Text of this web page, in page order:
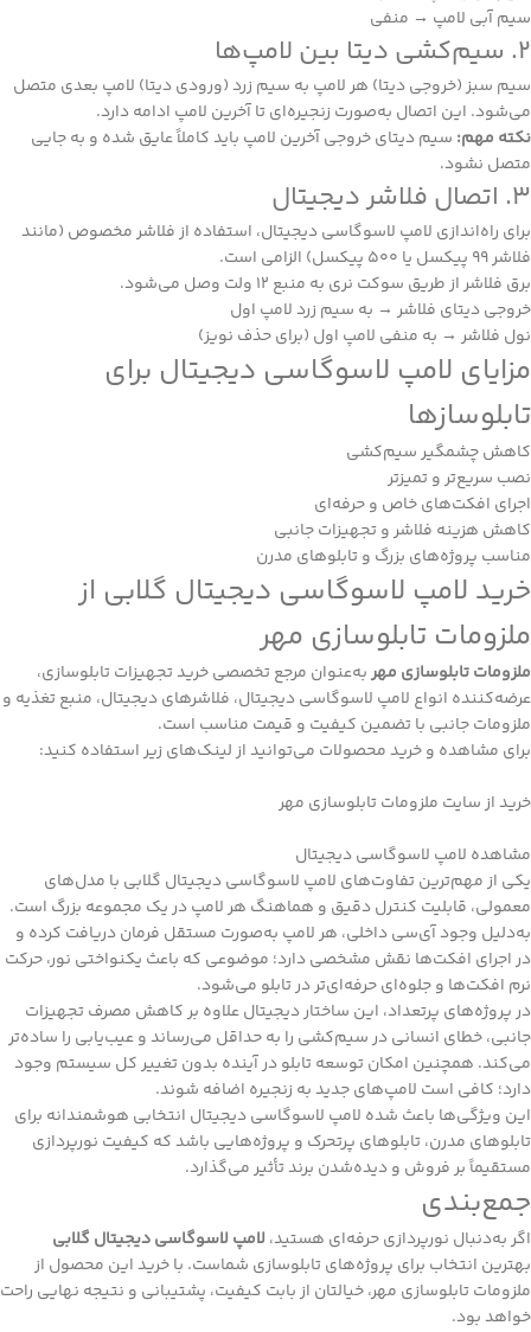
سیم آبی لامپ → منفی
2. سیم‌کشی دیتا بین لامپ‌ها
سیم سبز (خروجی دیتا) هر لامپ به سیم زرد (ورودی دیتا) لامپ بعدی متصل
می‌شود. این اتصال به‌صورت زنجیره‌ای تا آخرین لامپ ادامه دارد.
نکته مهم: سیم دیتای خروجی آخرین لامپ باید کاملاً عایق شده و به جایی
متصل نشود.
3. اتصال فلاشر دیجیتال
برای راه‌اندازی لامپ لاسوگاسی دیجیتال، استفاده از فلاشر مخصوص (مانند
فلاشر ۹۹ پیکسل یا ۵۰۰ پیکسل) الزامی است.
برق فلاشر از طریق سوکت نری به منبع ۱۲ ولت وصل می‌شود.
خروجی دیتای فلاشر → به سیم زرد لامپ اول
نول فلاشر → به منفی لامپ اول (برای حذف نویز)
مزایای لامپ لاسوگاسی دیجیتال برای
تابلوسازها
کاهش چشمگیر سیم‌کشی
نصب سریع‌تر و تمیزتر
اجرای افکت‌های خاص و حرفه‌ای
کاهش هزینه فلاشر و تجهیزات جانبی
مناسب پروژه‌های بزرگ و تابلوهای مدرن
خرید لامپ لاسوگاسی دیجیتال گلابی از
ملزومات تابلوسازی مهر
ملزومات تابلوسازی مهربه‌عنوان مرجع تخصصی خرید تجهیزات تابلوسازی،
عرضه‌کننده انواع لامپ لاسوگاسی دیجیتال، فلاشرهای دیجیتال، منبع تغذیه و
ملزومات جانبی با تضمین کیفیت و قیمت مناسب است.
برای مشاهده و خرید محصولات می‌توانید از لینک‌های زیر استفاده کنید:
خرید از سایت ملزومات تابلوسازی مهر
مشاهده لامپ لاسوگاسی دیجیتال
یکی از مهم‌ترین تفاوت‌های لامپ لاسوگاسی دیجیتال گلابی با مدل‌های
معمولی، قابلیت کنترل دقیق و هماهنگ هر لامپ در یک مجموعه بزرگ است.
به‌دلیل وجود آی‌سی داخلی، هر لامپ به‌صورت مستقل فرمان دریافت کرده و
در اجرای افکت‌ها نقش مشخصی دارد؛ موضوعی که باعث یکنواختی نور، حرکت
نرم افکت‌ها و جلوه‌ای حرفه‌ای‌تر در تابلو می‌شود.
در پروژه‌های پرتعداد، این ساختار دیجیتال علاوه بر کاهش مصرف تجهیزات
جانبی، خطای انسانی در سیم‌کشی را به حداقل می‌رساند و عیب‌یابی را ساده‌تر
می‌کند. همچنین امکان توسعه تابلو در آینده بدون تغییر کل سیستم وجود
دارد؛ کافی است لامپ‌های جدید به زنجیره اضافه شوند.
این ویژگی‌ها باعث شده لامپ لاسوگاسی دیجیتال انتخابی هوشمندانه برای
تابلوهای مدرن، تابلوهای پرتحرک و پروژه‌هایی باشد که کیفیت نورپردازی
مستقیماً بر فروش و دیده‌شدن برند تأثیر می‌گذارد.
جمع‌بندی
اگر به‌دنبال نورپردازی حرفه‌ای هستید، لامپ لاسوگاسی دیجیتال گلابی
بهترین انتخاب برای پروژه‌های تابلوسازی شماست. با خرید این محصول از
ملزومات تابلوسازی مهر، خیالتان از بابت کیفیت، پشتیبانی و نتیجه نهایی راحت
خواهد بود.